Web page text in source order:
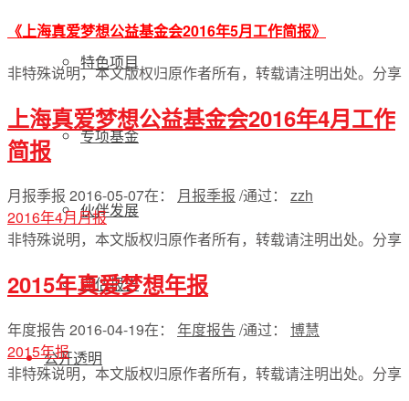
特色项目
专项基金
伙伴发展
评估报告
公开透明
《上海真爱梦想公益基金会2016年5月工作简报》
非特殊说明，本文版权归原作者所有，转载请注明出处。 分享
上海真爱梦想公益基金会2016年4月工作
简报
月报季报 2016-05-07在： 月报季报 /通过： zzh
2016年4月月报
非特殊说明，本文版权归原作者所有，转载请注明出处。 分享
2015年真爱梦想年报
年度报告 2016-04-19在： 年度报告 /通过： 博慧
2015年报
非特殊说明，本文版权归原作者所有，转载请注明出处。 分享